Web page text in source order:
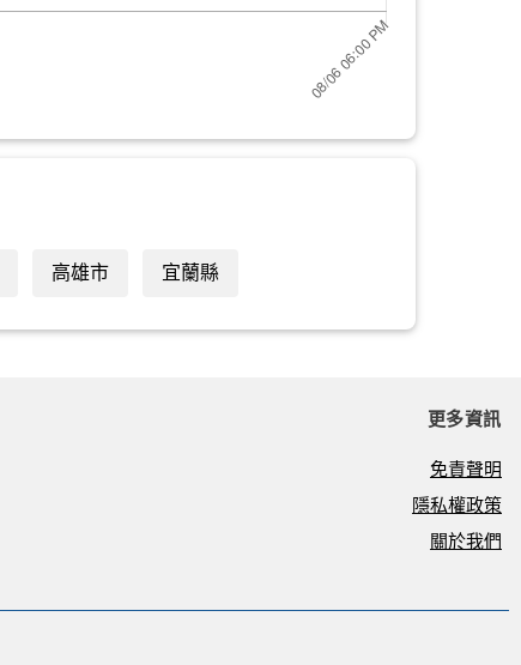
高雄市 宜蘭縣
更多資訊
免責聲明
隱私權政策
關於我們